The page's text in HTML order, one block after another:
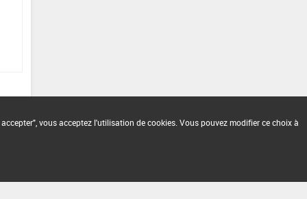
vous acceptez l'utilisation de cookies. Vous pouvez modifier ce choix à